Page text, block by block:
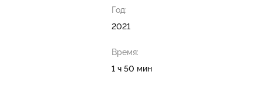
Год:
2021
Время:
1 ч 50 мин